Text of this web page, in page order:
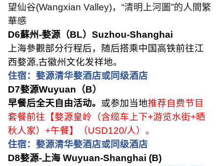
望仙谷(Wangxian Valley)， “清明上河圖”的人間繁
華感
D6蘇州-婺源（BL） Suzhou-Shanghai
上海參觀部分行程后，随后搭乘中国高铁前往江
西婺源,古徽州文化发祥地。
住宿：婺源清华婺酒店或同级酒店
D7婺源Wuyuan （B）
早餐后全天自由活动。 或参加当地推荐自费节目
套餐前往【婺源皇岭（含缆车上下+游览水街+晒
秋人家） +午餐】（USD120/人）。
住宿：婺源清华婺酒店或同级酒店
D8婺源-上海 Wuyuan-Shanghai (B)